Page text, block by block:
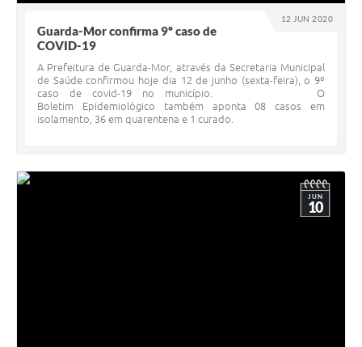
12 JUN 2020
Guarda-Mor confirma 9º caso de
COVID-19
A Prefeitura de Guarda-Mor, através da Secretaria Municipal
de Saúde confirmou hoje dia 12 de junho (sexta-feira), o 9º
caso de covid-19 no município. O
Boletim Epidemiológico também aponta 08 casos em
isolamento, 36 em quarentena e 1 curado.
JUN
10